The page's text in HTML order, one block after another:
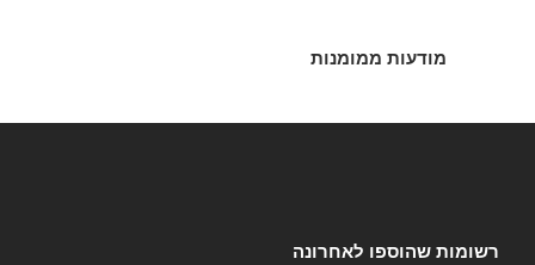
מודעות ממומנות
רשומות שהוספו לאחרונה